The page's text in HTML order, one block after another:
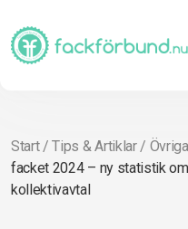
Start/Tips & Artiklar/
facket 2024 – ny statistik
kollektivavtal